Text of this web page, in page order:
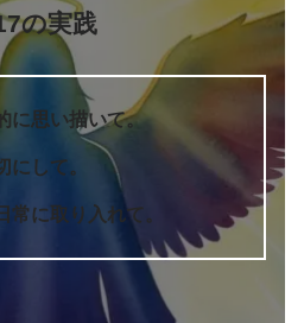
の実践
に思い描いて。
にして。
常に取り入れて。